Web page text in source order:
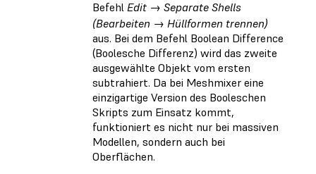
Befehl Edit → Separate Shells
(Bearbeiten → Hüllformen trennen)
aus. Bei dem Befehl Boolean Difference
(Boolesche Differenz) wird das zweite
ausgewählte Objekt vom ersten
subtrahiert. Da bei Meshmixer eine
einzigartige Version des Booleschen
Skripts zum Einsatz kommt,
funktioniert es nicht nur bei massiven
Modellen, sondern auch bei
Oberflächen.